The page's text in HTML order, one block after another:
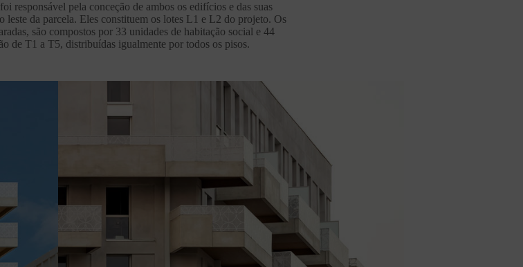
responsável pela conceção de ambos os edifícios e das suas
leste da parcela. Eles constituem os lotes L1 e L2 do projeto. Os
são compostos por 33 unidades de habitação social e 44
de T1 a T5, distribuídas igualmente por todos os pisos.